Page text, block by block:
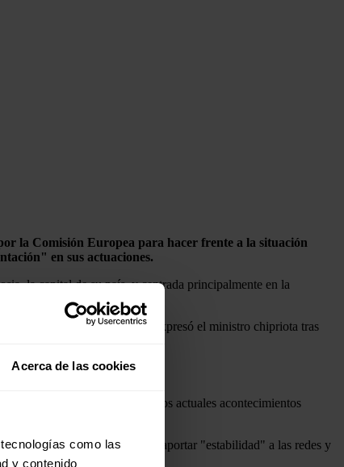
Acerca de las cookies
como las
y contenido
la Comisión Europea para hacer frente a la situación
en sus actuaciones.
la capital de su país, y centrada principalmente en la
resiliencia a largo plazo", expresó el ministro chipriota tras
sobre todo "a la luz de los actuales acontecimientos
"herramienta crítica" para aportar "estabilidad" a las redes y